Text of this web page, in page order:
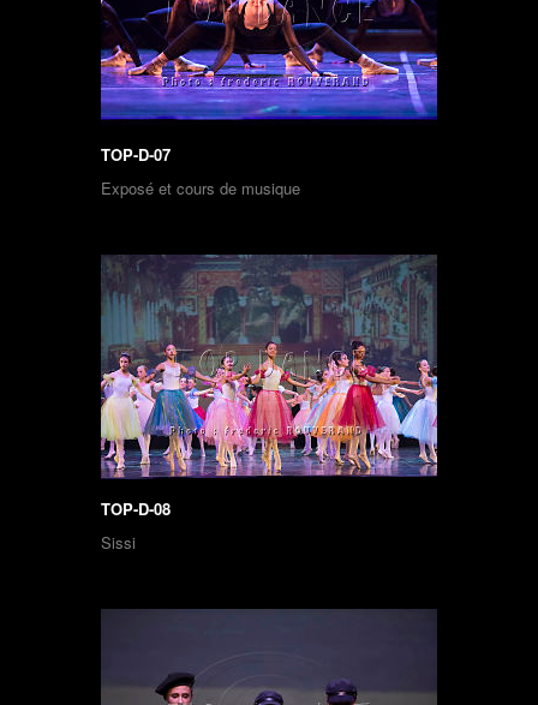
TOP-D-07
Exposé et cours de musique
TOP-D-08
Sissi